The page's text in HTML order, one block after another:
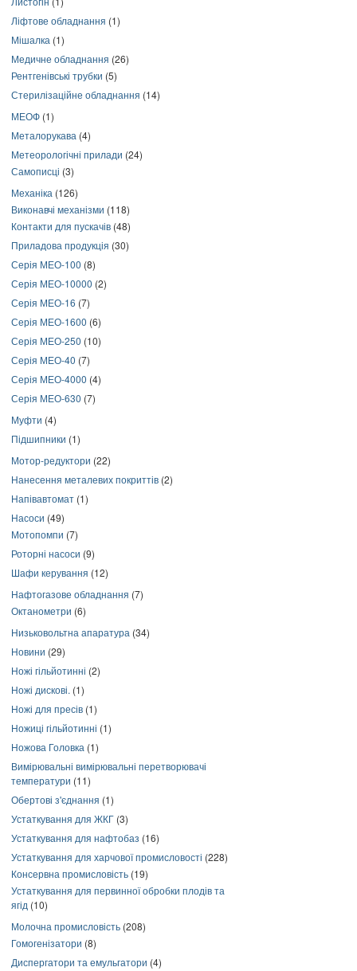
Ліфтове обладнання (1)
Мішалка (1)
Медичне обладнання (26)
Рентгенівські трубки (5)
Стерилізаційне обладнання (14)
МЕОФ (1)
Металорукава (4)
Метеорологічні прилади (24)
Самописці (3)
Механіка (126)
Виконавчі механізми (118)
Контакти для пускачів (48)
Приладова продукція (30)
Серія МЕО-100 (8)
Серія МЕО-10000 (2)
Серія МЕО-16 (7)
Серія МЕО-1600 (6)
Серія МЕО-250 (10)
Серія МЕО-40 (7)
Серія МЕО-4000 (4)
Серія МЕО-630 (7)
Муфти (4)
Підшипники (1)
Мотор-редуктори (22)
Нанесення металевих покриттів (2)
Напівавтомат (1)
Насоси (49)
Мотопомпи (7)
Роторні насоси (9)
Шафи керування (12)
Нафтогазове обладнання (7)
Октанометри (6)
Низьковольтна апаратура (34)
Новини (29)
Ножі гільйотинні (2)
Ножі дискові. (1)
Ножі для пресів (1)
Ножиці гільйотинні (1)
Ножова Головка (1)
Вимірювальні вимірювальні перетворювачі
температури (11)
Обертові з'єднання (1)
Устаткування для ЖКГ (3)
Устаткування для нафтобаз (16)
Устаткування для харчової промисловості (228)
Консервна промисловість (19)
Устаткування для первинної обробки плодів та
ягід (10)
Молочна промисловість (208)
Гомогенізатори (8)
Диспергатори та емульгатори (4)